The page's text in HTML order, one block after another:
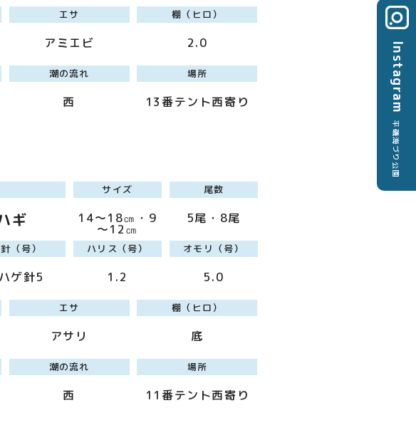
エサ
アミエビ
棚（ヒロ）
2.0
潮の流れ
西
場所
13番テント西寄り
ギ
サイズ
14～18㎝・9
～12㎝
尾数
5尾・8尾
針（号）
ハゲ針5
ハリス（号）
1.2
オモリ（号）
5.0
エサ
アサリ
棚（ヒロ）
底
潮の流れ
西
場所
11番テント西寄り
Instagram
平磯海づり公園